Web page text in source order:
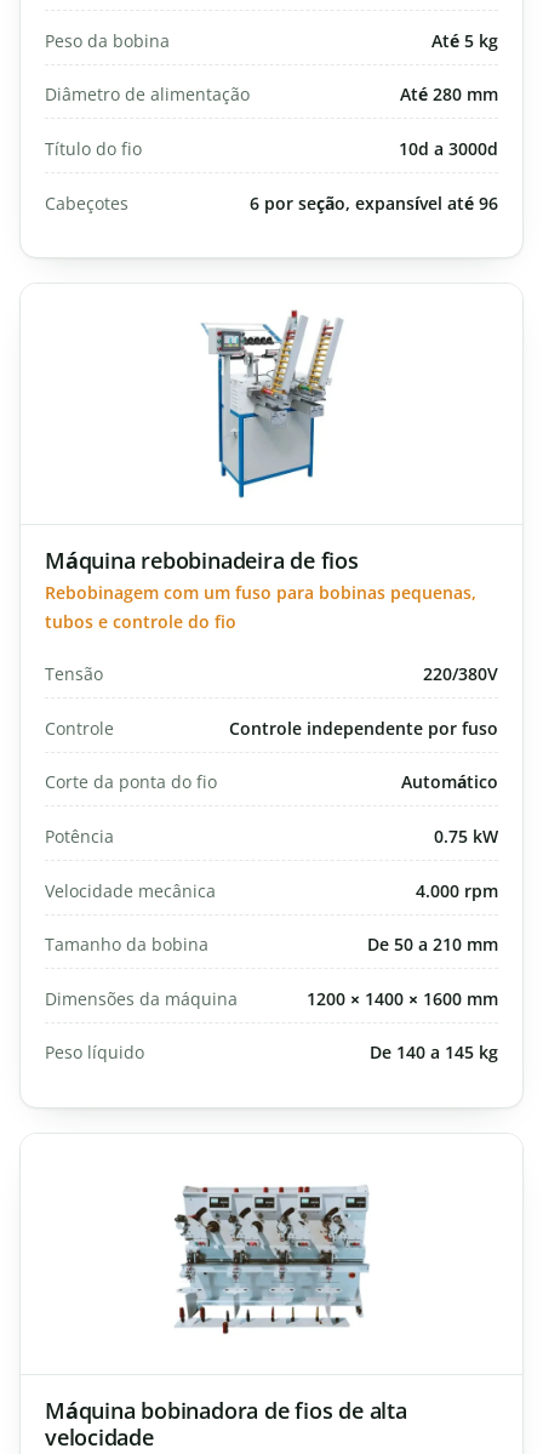
Peso da bobina Até 5 kg
Diâmetro de alimentação Até 280 mm
Título do fio 10d a 3000d
Cabeçotes 6 por seção, expansível até 96
Máquina rebobinadeira de fios
Rebobinagem com um fuso para bobinas pequenas,
tubos e controle do fio
Tensão 220/380V
Controle Controle independente por fuso
Corte da ponta do fio Automático
Potência 0.75 kW
Velocidade mecânica 4.000 rpm
Tamanho da bobina De 50 a 210 mm
Dimensões da máquina 1200 × 1400 × 1600 mm
Peso líquido De 140 a 145 kg
Máquina bobinadora de fios de alta
velocidade